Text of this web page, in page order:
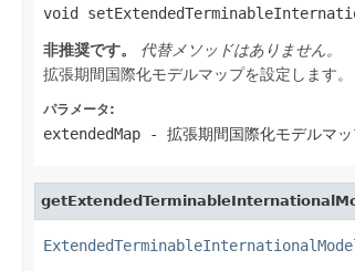
void
非推奨です。
代替メソッドはありません。
拡張期間国際化モデルマップを設定します。
パラメータ:
extendedMap - 拡張期間国際化モデルマ